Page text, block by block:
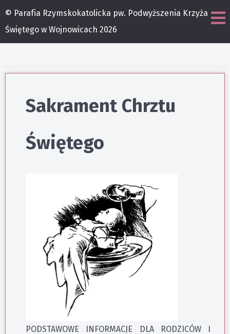
© Parafia Rzymskokatolicka pw. Podwyższenia Krzyża
Świętego w Wojnowicach 2026
Sakrament Chrztu
Świętego
PODSTAWOWE INFORMACJE DLA RODZICÓW I